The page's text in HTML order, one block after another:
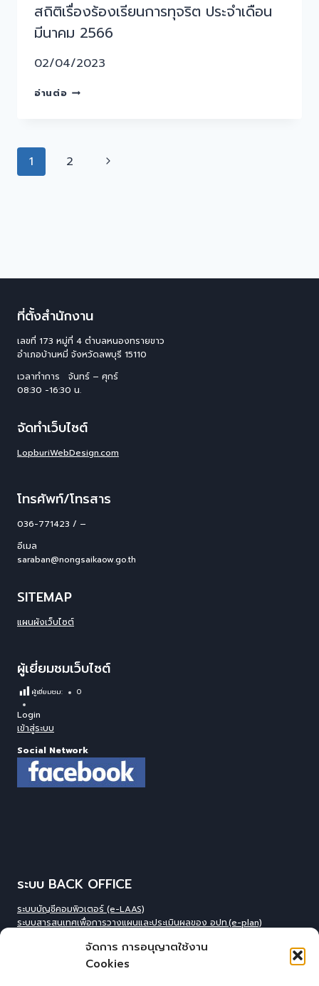
จัดการ การอนุญาตใช้งาน
Cookies
สถิติเรื่องร้องเรียนการทุจริต ประจำเดือน
มีนาคม 2566
02/04/2023
อ่านต่อ
1 2
ที่ตั้งสำนักงาน
เลขที่ 173 หมู่ที่ 4 ตําบลหนองทรายขาว
อําเภอบ้านหมี่ จังหวัดลพบุรี 15110
เวลาทำการ จันทร์ – ศุกร์
08:30 -16:30 น.
จัดทำเว็บไซต์
LopburiWebDesign.com
โทรศัพท์/โทรสาร
036-771423 / –
อีเมล
saraban@nongsaikaow.go.th
SITEMAP
แผนผังเว็บไซต์
ผู้เยี่ยมชมเว็บไซต์
ผู้เยี่ยมชม: 0
Login
เข้าสู่ระบบ
Social Network
ระบบ BACK OFFICE
ระบบบัญชีคอมพิวเตอร์ (e-LAAS)
ระบบสารสนเทศเพื่อการวางแผนและประเมินผลของ อปท.(e-plan)
ระบบข้อมูลบุคลากรองค์กร(IHR)
ระบบสารสนเทศข้อมูล competincy ของบุคลากรทุกตำแหน่ง (กรอบอัตรา